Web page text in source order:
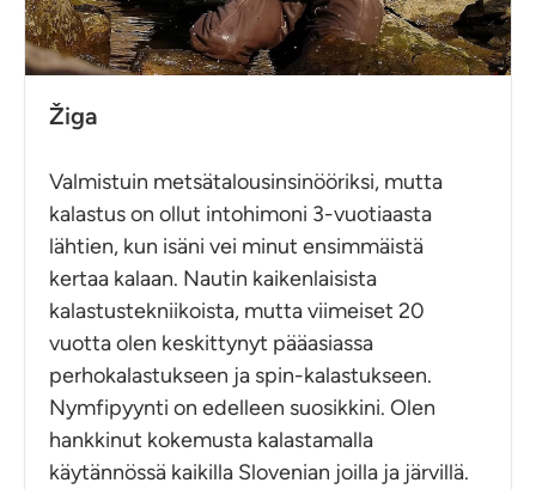
Žiga
Valmistuin metsätalousinsinööriksi, mutta
kalastus on ollut intohimoni 3-vuotiaasta
lähtien, kun isäni vei minut ensimmäistä
kertaa kalaan. Nautin kaikenlaisista
kalastustekniikoista, mutta viimeiset 20
vuotta olen keskittynyt pääasiassa
perhokalastukseen ja spin-kalastukseen.
Nymfipyynti on edelleen suosikkini. Olen
hankkinut kokemusta kalastamalla
käytännössä kaikilla Slovenian joilla ja järvillä.